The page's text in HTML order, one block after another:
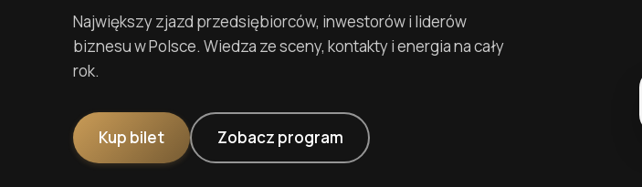
Największy zjazd przedsiębiorców, inwestorów i liderów
biznesu w Polsce. Wiedza ze sceny, kontakty i energia na cały
rok.
Kup bilet Zobacz program